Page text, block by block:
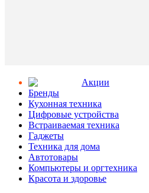
Aкции
Бренды
Кухонная техника
Цифровые устройства
Встраиваемая техника
Гаджеты
Техника для дома
Автотовары
Компьютеры и оргтехника
Красота и здоровье